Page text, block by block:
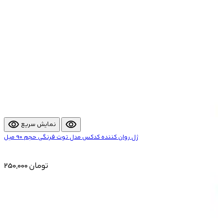
visibility نمایش سریع visibility
ژل روان کننده کدکس مدل توت فرنگی حجم 90 میل
250,000 تومان